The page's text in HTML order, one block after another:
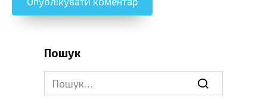
Пошук
Search
for: